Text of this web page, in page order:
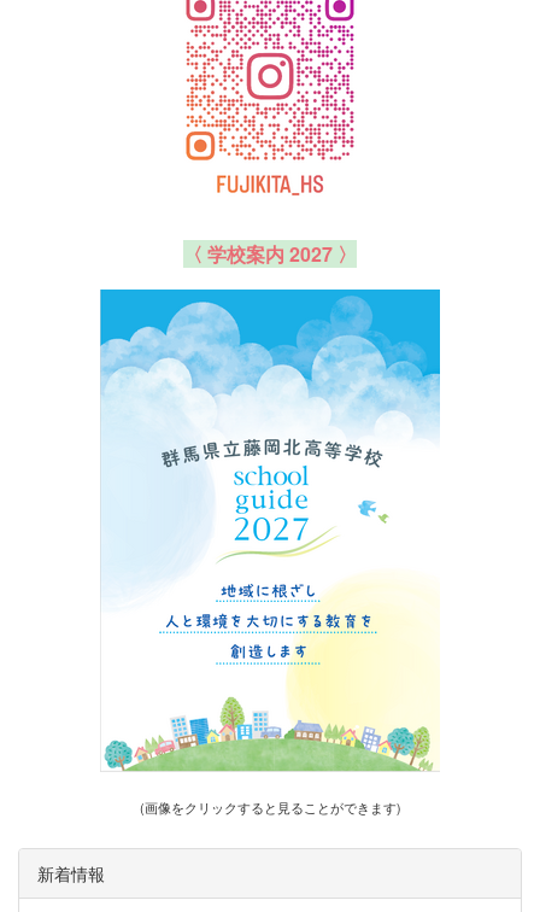
〈 学校案内 2027 〉
(画像をクリックすると見ることができます)
新着情報